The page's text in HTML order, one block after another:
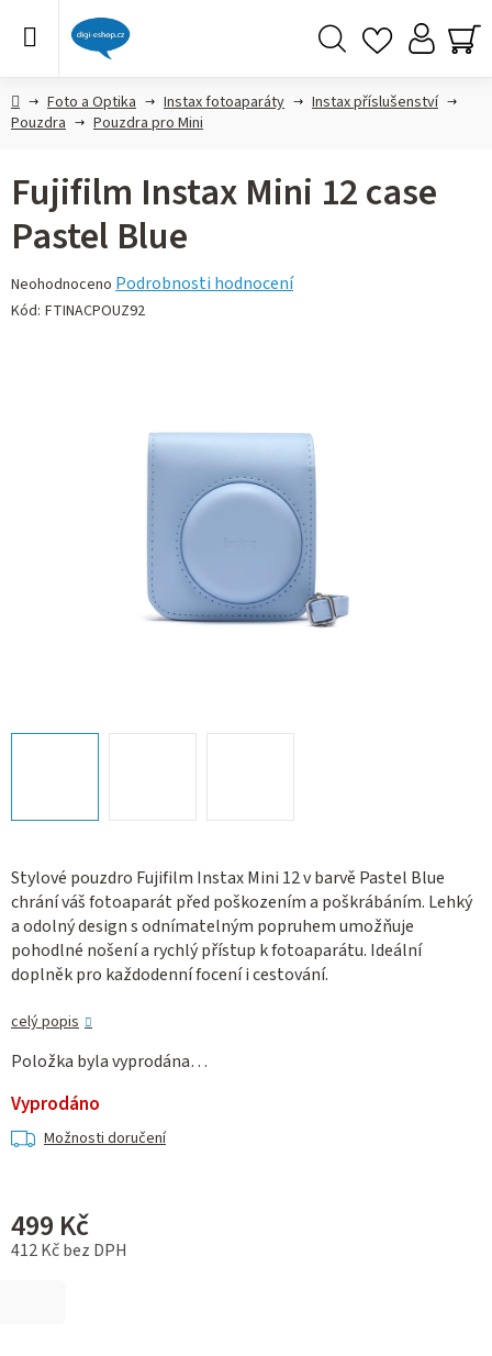
DomůFoto a Optika Instax fotoaparáty
Instax příslušenství
Pouzdra
Pouzdra pro Mini
Stylové pouzdro Fujifilm Instax Mini 12 v barvě Pastel Blue
chrání váš fotoaparát před poškozením a poškrábáním. Lehký
a odolný design s odnímatelným popruhem umožňuje
pohodlné nošení a rychlý přístup k fotoaparátu. Ideální
doplněk pro každodenní focení i cestování.
celý popis
Položka byla vyprodána…
Vyprodáno
Možnosti doručení
499 Kč
412 Kč bez DPH
Fujifilm Instax Mini 12 case
Pastel Blue
Průměrné
hodnocení
Neohodnoceno Podrobnosti hodnocení
Kód: FTINACPOUZ92